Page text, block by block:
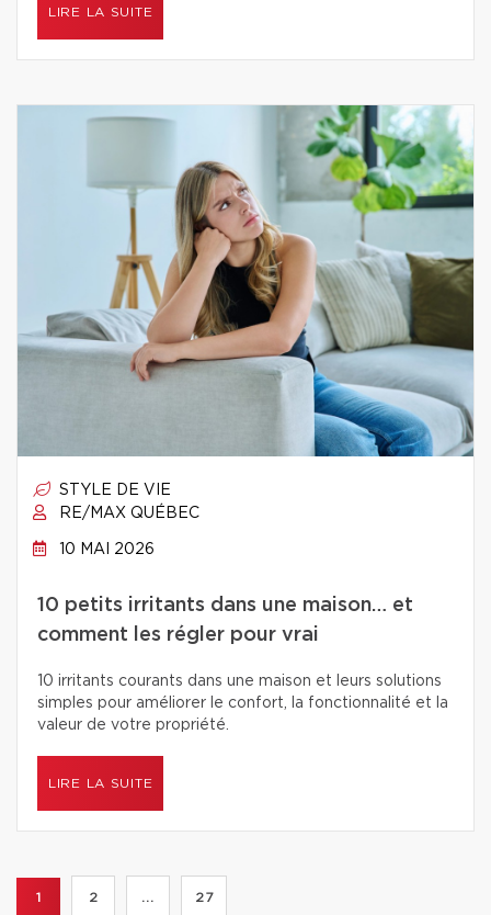
LIRE LA SUITE
STYLE DE VIE
RE/MAX QUÉBEC
10 MAI 2026
10 petits irritants dans une maison… et
comment les régler pour vrai
10 irritants courants dans une maison et leurs solutions
simples pour améliorer le confort, la fonctionnalité et la
valeur de votre propriété.
LIRE LA SUITE
1 2 ... 27